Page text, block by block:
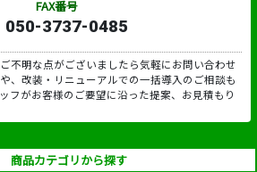
FAX番号
050-3737-0485
不明な点がございましたら気軽にお問い合わせ
、改装・リニューアルでの一括導入のご相談も
フがお客様のご要望に沿った提案、お見積もり
商品カテゴリから探す